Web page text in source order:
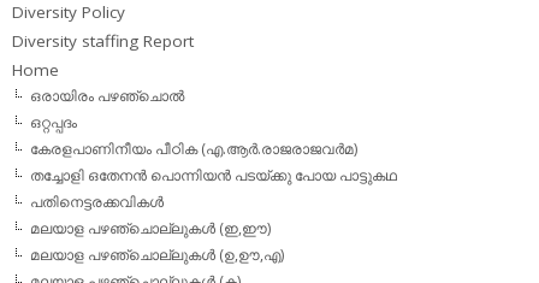
Diversity Policy
Diversity staffing Report
Home
ഒരായിരം പഴഞ്ചൊല്‍
ഒറ്റപ്പദം
കേരളപാണിനീയം പീഠിക (എ.ആര്‍.രാജരാജവര്‍മ)
തച്ചോളി ഒതേനൻ പൊന്നിയൻ പടയ്‌ക്കു പോയ പാട്ടുകഥ
പതിനെട്ടരക്കവികള്‍
മലയാള പഴഞ്ചൊല്ലുകള്‍ (ഇ,ഈ)
മലയാള പഴഞ്ചൊല്ലുകള്‍ (ഉ,ഊ,എ)